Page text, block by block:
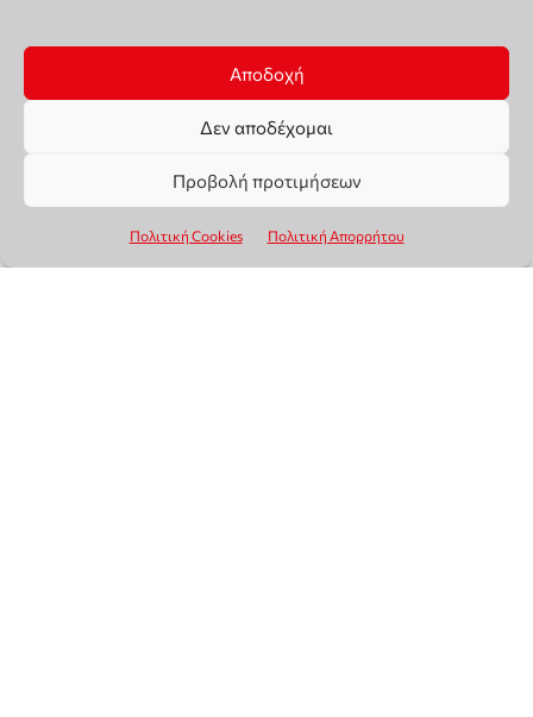
Αποδοχή
Δεν αποδέχομαι
Προβολή προτιμήσεων
Πολιτική Cookies Πολιτική Απορρήτου